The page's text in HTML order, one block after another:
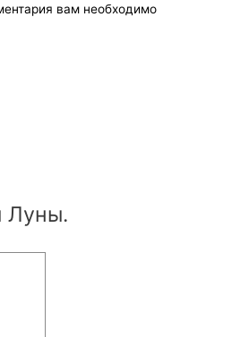
вам необходимо
Луны.